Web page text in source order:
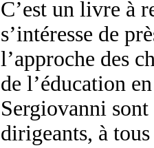
C’est un livre à
s’intéresse de
l’approche des
de l’éducation
Sergiovanni
dirigeants, à